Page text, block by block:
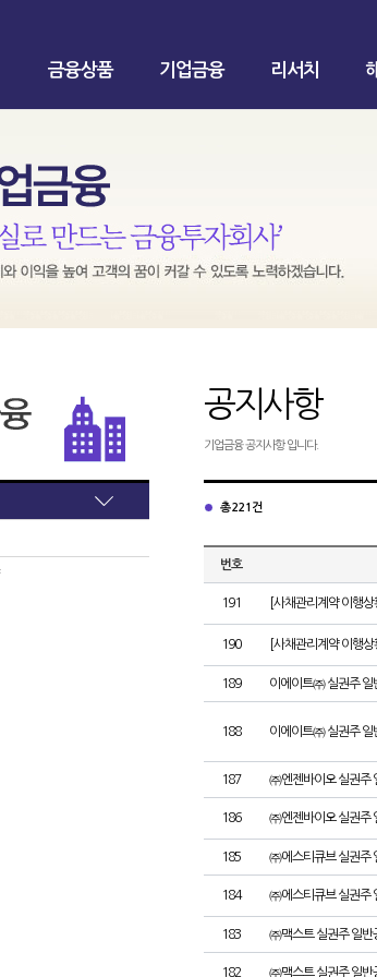
금융상품 기업금융 리서치
공지사항
기업금융 공지사항 입니다.
총 221건
번호
191 [사채관리계약 이행
190 [사채관리계약 이행
189 이에이트㈜ 실권주 일
188 이에이트㈜ 실권주 일
187 ㈜엔젠바이오 실권주
186 ㈜엔젠바이오 실권주
185 ㈜에스티큐브 실권주
184 ㈜에스티큐브 실권주
183 ㈜맥스트 실권주 일반
182 ㈜맥스트 실권주 일반